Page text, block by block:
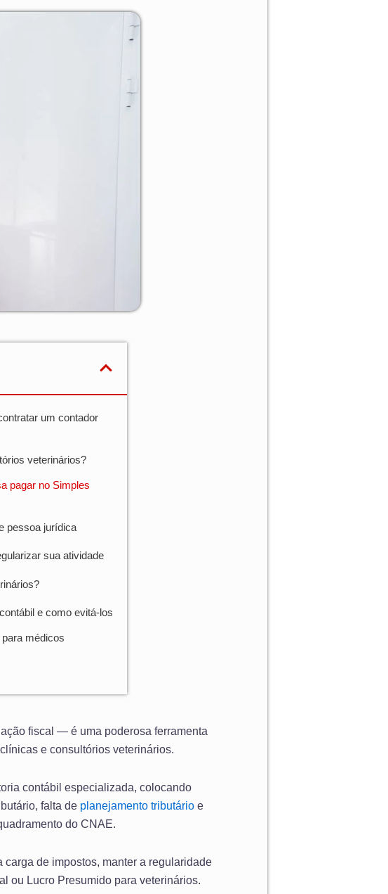
um contador
veterinários?
pagar no Simples
pessoa jurídica
sua atividade
e como evitá-los
médicos
fiscal — é uma poderosa ferramenta
e consultórios veterinários.
contábil especializada, colocando
falta de planejamento tributário e
do CNAE.
de impostos, manter a regularidade
ou Lucro Presumido para veterinários.